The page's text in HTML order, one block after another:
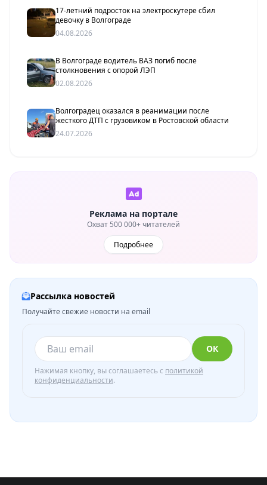
17-летний подросток на электроскутере сбил
девочку в Волгограде
04.08.2026
В Волгограде водитель ВАЗ погиб после
столкновения с опорой ЛЭП
02.08.2026
Волгоградец оказался в реанимации после
жесткого ДТП с грузовиком в Ростовской области
24.07.2026
Реклама на портале
Охват 500 000+ читателей
Подробнее
Рассылка новостей
Получайте свежие новости на email
ОК
Нажимая кнопку, вы соглашаетесь с политикой
конфиденциальности.